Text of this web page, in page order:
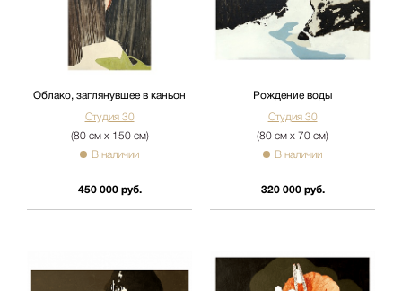
Облако, заглянувшее в каньон
Студия 30
(80 см х 150 см)
В наличии
450 000 руб.
Рождение воды
Студия 30
(80 см х 70 см)
В наличии
320 000 руб.